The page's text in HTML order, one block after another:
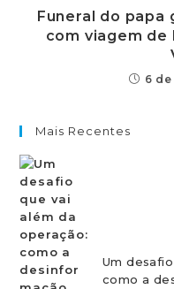
Funeral do papa
com viagem de
6
Mais Recentes
Um
como a